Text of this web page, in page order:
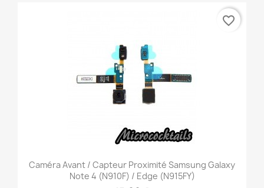
Caméra Avant / Capteur Proximité Samsung Galaxy
Note 4 (N910F) / Edge (N915FY)
favorite_border